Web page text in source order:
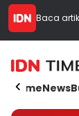
Baca
HomeNews